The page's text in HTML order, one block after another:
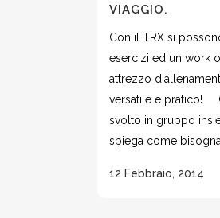
VIAGGIO.
Con il TRX si
esercizi ed un work
attrezzo
versatile e pratico!
svolto in gruppo
spiega come
12 Febbraio, 2014